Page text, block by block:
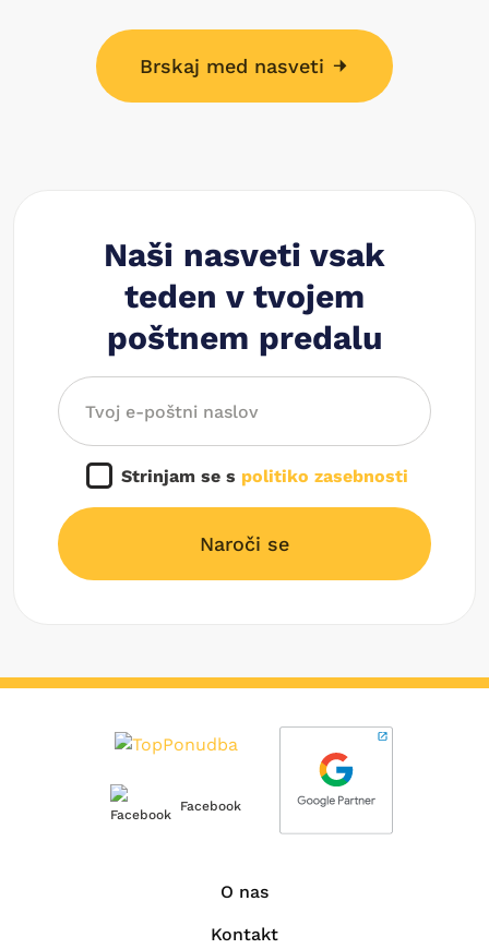
Brskaj med nasveti
Naši nasveti vsak
teden v tvojem
poštnem predalu
Strinjam se s politiko zasebnosti
Naroči se
Facebook
O nas
Kontakt